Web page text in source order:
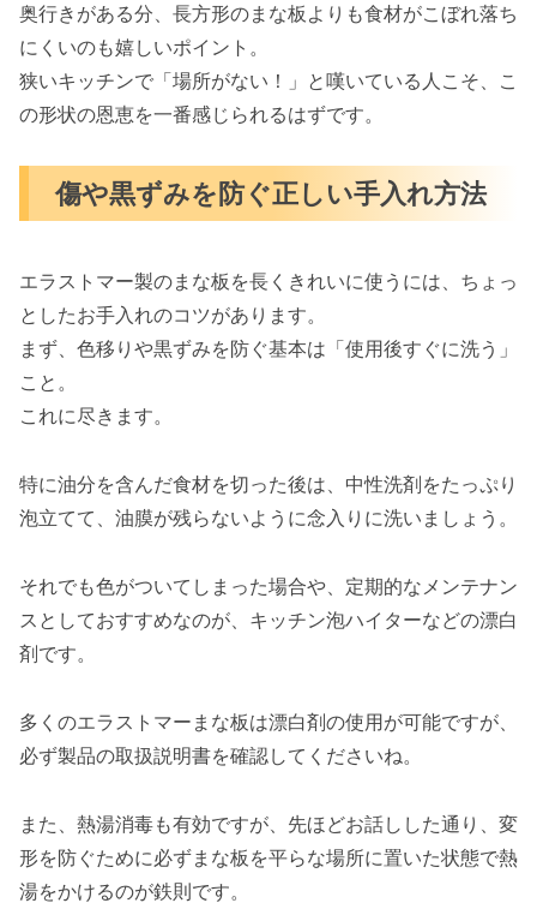
奥行きがある分、長方形のまな板よりも食材がこぼれ落ち
にくいのも嬉しいポイント。
狭いキッチンで「場所がない！」と嘆いている人こそ、こ
の形状の恩恵を一番感じられるはずです。
傷や黒ずみを防ぐ正しい手入れ方法
エラストマー製のまな板を長くきれいに使うには、ちょっ
としたお手入れのコツがあります。
まず、色移りや黒ずみを防ぐ基本は「使用後すぐに洗う」
こと。
これに尽きます。
特に油分を含んだ食材を切った後は、中性洗剤をたっぷり
泡立てて、油膜が残らないように念入りに洗いましょう。
それでも色がついてしまった場合や、定期的なメンテナン
スとしておすすめなのが、キッチン泡ハイターなどの漂白
剤です。
多くのエラストマーまな板は漂白剤の使用が可能ですが、
必ず製品の取扱説明書を確認してくださいね。
また、熱湯消毒も有効ですが、先ほどお話しした通り、変
形を防ぐために必ずまな板を平らな場所に置いた状態で熱
湯をかけるのが鉄則です。